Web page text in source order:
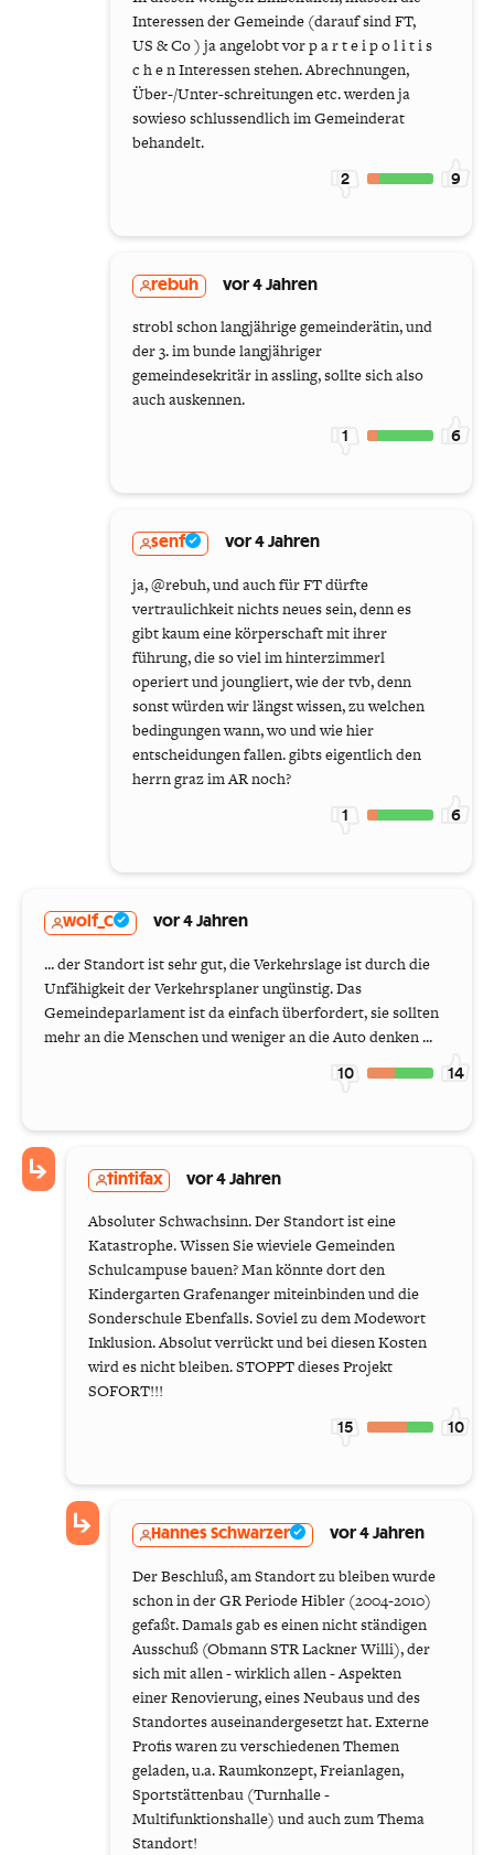
Interessen der Gemeinde (darauf sind FT,
US & Co ) ja angelobt vor p a r t e i p o l i t i s
c h e n Interessen stehen. Abrechnungen,
Über-/Unter-schreitungen etc. werden ja
sowieso schlussendlich im Gemeinderat
behandelt.
2 9
rebuh vor 4 Jahren
strobl schon langjährige gemeinderätin, und
der 3. im bunde langjähriger
gemeindesekritär in assling, sollte sich also
auch auskennen.
1 6
senf vor 4 Jahren
ja, @rebuh, und auch für FT dürfte
vertraulichkeit nichts neues sein, denn es
gibt kaum eine körperschaft mit ihrer
führung, die so viel im hinterzimmerl
operiert und joungliert, wie der tvb, denn
sonst würden wir längst wissen, zu welchen
bedingungen wann, wo und wie hier
entscheidungen fallen. gibts eigentlich den
herrn graz im AR noch?
1 6
wolf_C vor 4 Jahren
... der Standort ist sehr gut, die Verkehrslage ist durch die
Unfähigkeit der Verkehrsplaner ungünstig. Das
Gemeindeparlament ist da einfach überfordert, sie sollten
mehr an die Menschen und weniger an die Auto denken ...
10 14
tintifax vor 4 Jahren
Absoluter Schwachsinn. Der Standort ist eine
Katastrophe. Wissen Sie wieviele Gemeinden
Schulcampuse bauen? Man könnte dort den
Kindergarten Grafenanger miteinbinden und die
Sonderschule Ebenfalls. Soviel zu dem Modewort
Inklusion. Absolut verrückt und bei diesen Kosten
wird es nicht bleiben. STOPPT dieses Projekt
SOFORT!!!
15 10
Hannes Schwarzer vor 4 Jahren
Der Beschluß, am Standort zu bleiben wurde
schon in der GR Periode Hibler (2004-2010)
gefaßt. Damals gab es einen nicht ständigen
Ausschuß (Obmann STR Lackner Willi), der
sich mit allen - wirklich allen - Aspekten
einer Renovierung, eines Neubaus und des
Standortes auseinandergesetzt hat. Externe
Profis waren zu verschiedenen Themen
geladen, u.a. Raumkonzept, Freianlagen,
Sportstättenbau (Turnhalle -
Multifunktionshalle) und auch zum Thema
Standort!